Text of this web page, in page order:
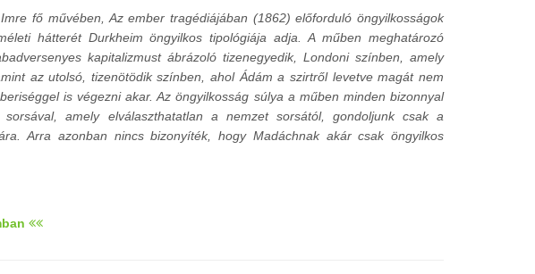
fő művében, Az ember tragédiájában (1862) előforduló öngyilkosságok
hátterét Durkheim öngyilkos tipológiája adja. A műben meghatározó
kapitalizmust ábrázoló tizenegyedik, Londoni színben, amely
az utolsó, tizenötödik színben, ahol Ádám a szirtről levetve magát nem
is végezni akar. Az öngyilkosság súlya a műben minden bizonnyal
amely elválaszthatatlan a nemzet sorsától, gondoljunk csak a
Arra azonban nincs bizonyíték, hogy Madáchnak akár csak öngyilkos